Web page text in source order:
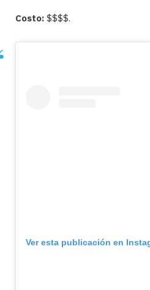
Costo: $$$$.
Ver esta publicación en